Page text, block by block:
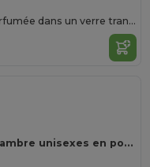
VANILA Bougie parfumée dans un verre translucide avec couvercle en bambou
Chaussons de chambre unisexes en polyester